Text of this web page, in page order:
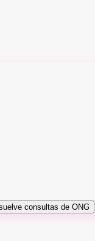
consultas de ONG